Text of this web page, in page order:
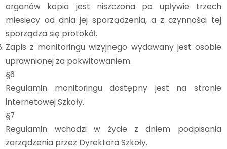
organów kopia jest niszczona po upływie trzech
miesięcy od dnia jej sporządzenia, a z czynności tej
sporządza się protokół.
Zapis z monitoringu wizyjnego wydawany jest osobie
uprawnionej za pokwitowaniem.
§6
Regulamin monitoringu dostępny jest na stronie
internetowej Szkoły.
§7
Regulamin wchodzi w życie z dniem podpisania
zarządzenia przez Dyrektora Szkoły.